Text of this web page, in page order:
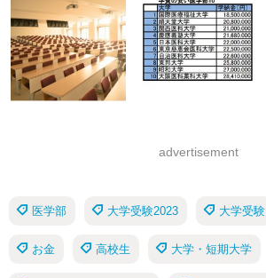
advertisement
医学部 大学受験2023 大学受験
お金 高校生 大学・短期大学